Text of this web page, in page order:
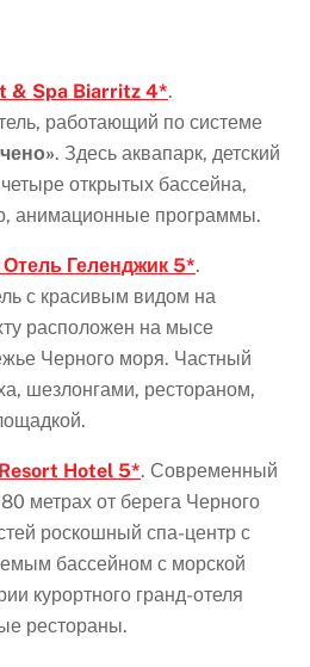
& Spa Biarritz 4*.
работающий по системе
. Здесь аквапарк, детский
открытых бассейна,
анимационные программы.
Геленджик 5*.
с красивым видом на
расположен на мысе
Черного моря. Частный
шезлонгами, рестораном,
Hotel 5*. Современный
метрах от берега Черного
роскошный спа-центр с
бассейном с морской
курортного гранд-отеля
рестораны.